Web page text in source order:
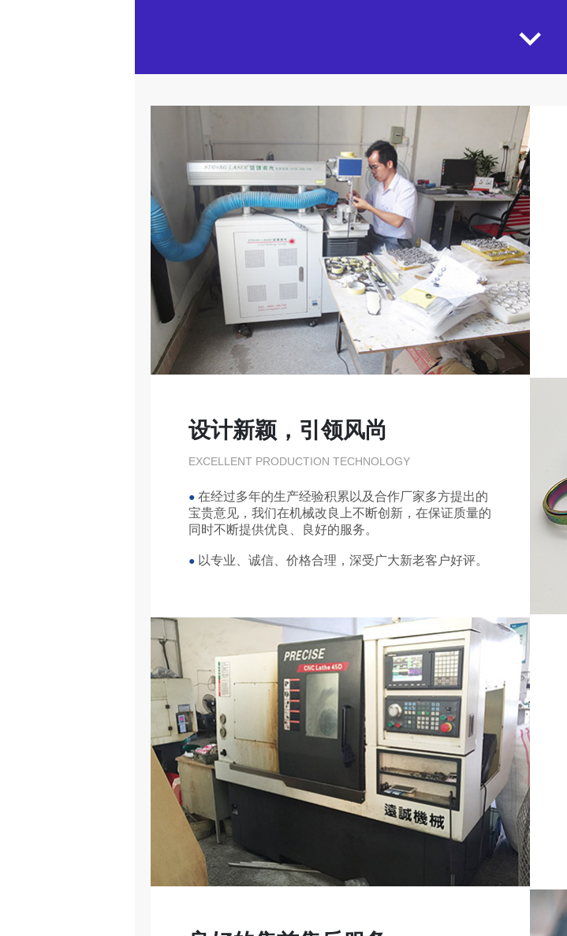
设计新颖，引领风尚
EXCELLENT PRODUCTION TECHNOLOGY
● 在经过多年的生产经验积累以及合作厂家多方提出的
宝贵意见，我们在机械改良上不断创新，在保证质量的
同时不断提供优良、良好的服务。
● 以专业、诚信、价格合理，深受广大新老客户好评。